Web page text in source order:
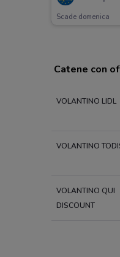
Scade domenica
Catene con
VOLANTINO LIDL
VOLANTINO
VOLANTINO QUI
DISCOUNT